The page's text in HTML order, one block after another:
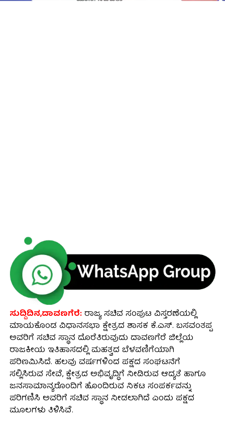
ಸುದ್ದಿದಿನ,ದಾವಣಗೆರೆ:ರಾಜ್ಯ ಸಚಿವ ಸಂಪುಟ ವಿಸ್ತರಣೆಯಲ್ಲಿ
ಮಾಯಕೊಂಡ ವಿಧಾನಸಭಾ ಕ್ಷೇತ್ರದ ಶಾಸಕ ಕೆ.ಎಸ್. ಬಸವಂತಪ್ಪ
ಅವರಿಗೆ ಸಚಿವ ಸ್ಥಾನ ದೊರೆತಿರುವುದು ದಾವಣಗೆರೆ ಜಿಲ್ಲೆಯ
ರಾಜಕೀಯ ಇತಿಹಾಸದಲ್ಲಿ ಮಹತ್ವದ ಬೆಳವಣಿಗೆಯಾಗಿ
ಪರಿಣಮಿಸಿದೆ. ಹಲವು ವರ್ಷಗಳಿಂದ ಪಕ್ಷದ ಸಂಘಟನೆಗೆ
ಸಲ್ಲಿಸಿರುವ ಸೇವೆ, ಕ್ಷೇತ್ರದ ಅಭಿವೃದ್ಧಿಗೆ ನೀಡಿರುವ ಆದ್ಯತೆ ಹಾಗೂ
ಜನಸಾಮಾನ್ಯರೊಂದಿಗೆ ಹೊಂದಿರುವ ನಿಕಟ ಸಂಪರ್ಕವನ್ನು
ಪರಿಗಣಿಸಿ ಅವರಿಗೆ ಸಚಿವ ಸ್ಥಾನ ನೀಡಲಾಗಿದೆ ಎಂದು ಪಕ್ಷದ
ಮೂಲಗಳು ತಿಳಿಸಿವೆ.